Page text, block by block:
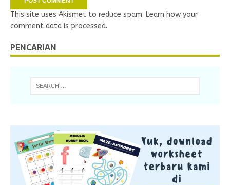
This site uses Akismet to reduce spam. Learn how your
comment data is processed.
PENCARIAN